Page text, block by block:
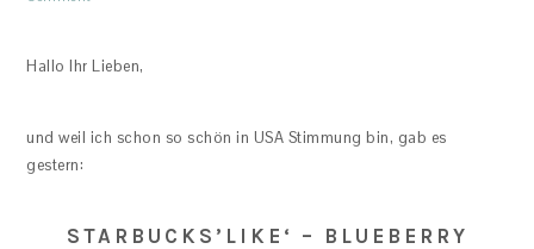
Hallo Ihr Lieben,
und weil ich schon so schön in USA Stimmung bin, gab es
gestern:
STARBUCKS’LIKE‘ – BLUEBERRY